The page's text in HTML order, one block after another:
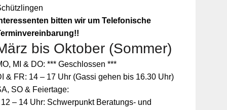
bitten wir um Telefonische
bis Oktober (Sommer)
MI & DO: *** Geschlossen ***
& FR: 14 – 17 Uhr (Gassi gehen bis 16.30 Uhr)
SO & Feiertage:
12 – 14 Uhr: Schwerpunkt Beratungs- und